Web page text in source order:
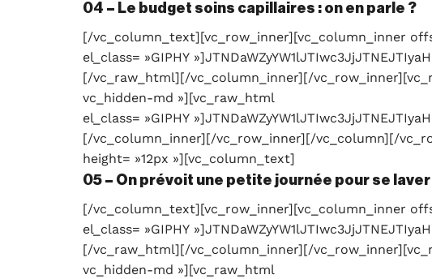
04 – Le budget soins capillaires : on en parle ?
[/vc_column_text][vc_row_inner][vc_column_inner
el_class= »GIPHY
[/vc_raw_html][/vc_column_inner][/
vc_hidden-md »][vc_raw_html
el_class= »GIPHY
[/vc_column_inner][/vc_row_inner][/vc_column][/
height= »12px »][vc_column_text]
05 – On prévoit une petite journée pour se
[/vc_column_text][vc_row_inner][vc_column_inner
el_class= »GIPHY
[/vc_raw_html][/vc_column_inner][/
vc_hidden-md »][vc_raw_html